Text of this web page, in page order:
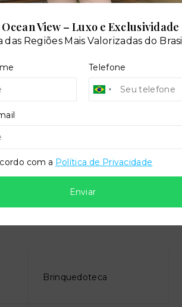
Brinquedoteca
Ocean View – Luxo e Exclusividade
das Regiões Mais Valorizadas do Brasil
Telefone
com a Política de Privacidade
Enviar